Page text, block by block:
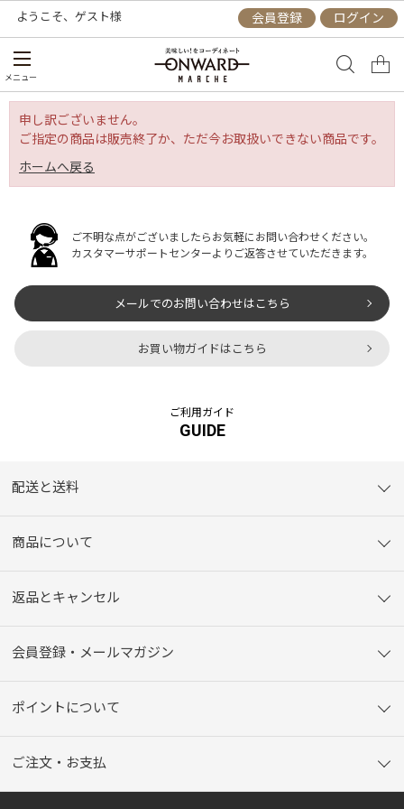
ようこそ、 ゲスト様 会員登録 ログイン
メニュー
申し訳ございません。
ご指定の商品は販売終了か、ただ今お取扱いできない商品です。
ホームへ戻る
ご不明な点がございましたらお気軽にお問い合わせください。
カスタマーサポートセンターよりご返答させていただきます。
メールでのお問い合わせはこちら
お買い物ガイドはこちら
ご利用ガイド
GUIDE
配送と送料
商品について
返品とキャンセル
会員登録・メールマガジン
ポイントについて
ご注文・お支払